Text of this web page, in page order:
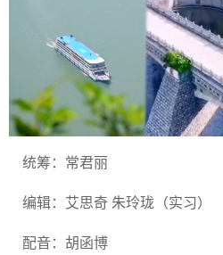
统筹：常君丽
编辑：艾思奇 朱玲珑（实习）
配音：胡函博